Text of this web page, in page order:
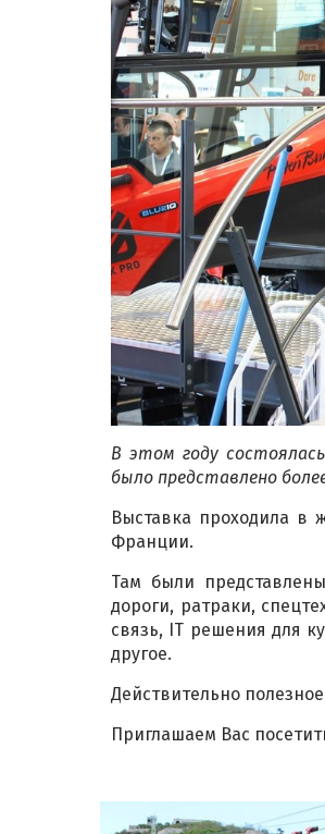
В этом году
было представлено
Выставка проходила в
Франции.
Там были
дороги, ратраки,
связь, ІТ решения для
другое.
Действительно
Приглашаем Вас